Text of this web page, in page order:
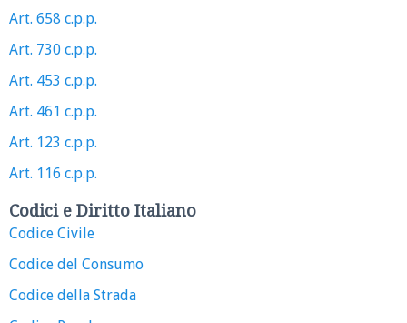
Art. 658 c.p.p.
Art. 730 c.p.p.
Art. 453 c.p.p.
Art. 461 c.p.p.
Art. 123 c.p.p.
Art. 116 c.p.p.
Codici e Diritto Italiano
Codice Civile
Codice del Consumo
Codice della Strada